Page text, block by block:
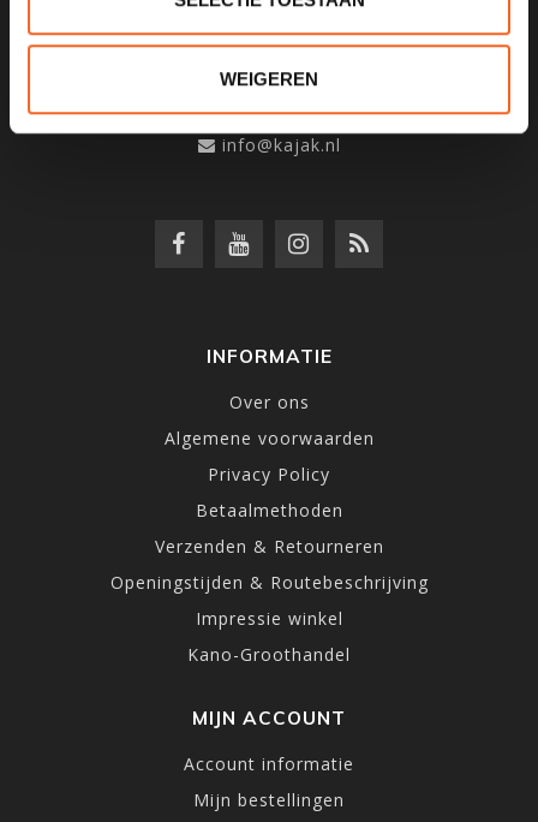
WEIGEREN
Wormer
info@kajak.nl
INFORMATIE
Over ons
Algemene voorwaarden
Privacy Policy
Betaalmethoden
Verzenden & Retourneren
Openingstijden & Routebeschrijving
Impressie winkel
Kano-Groothandel
MIJN ACCOUNT
Account informatie
Mijn bestellingen